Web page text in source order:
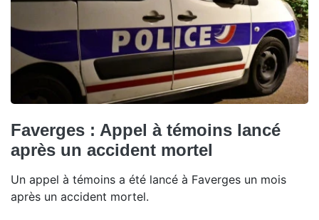
Faverges : Appel à témoins lancé
après un accident mortel
Un appel à témoins a été lancé à Faverges un mois
après un accident mortel.